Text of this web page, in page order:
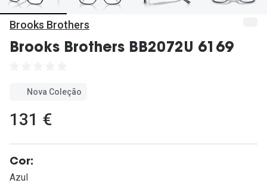
Inês
Brooks Brothers
Brooks Brothers BB2072U 6169
Nova Coleção
131 €
Cor:
Azul